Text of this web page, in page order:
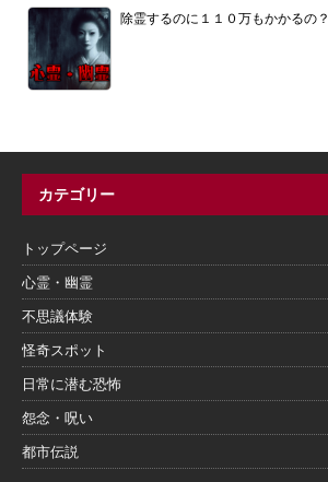
除霊するのに１１０万もかかるの？
カテゴリー
トップページ
心霊・幽霊
不思議体験
怪奇スポット
日常に潜む恐怖
怨念・呪い
都市伝説